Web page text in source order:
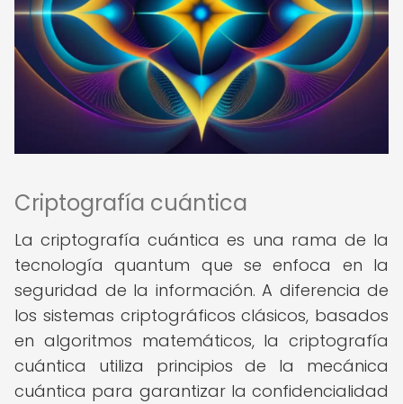
Criptografía cuántica
La criptografía cuántica es una rama de la
tecnología quantum que se enfoca en la
seguridad de la información. A diferencia de
los sistemas criptográficos clásicos, basados
en algoritmos matemáticos, la criptografía
cuántica utiliza principios de la mecánica
cuántica para garantizar la confidencialidad